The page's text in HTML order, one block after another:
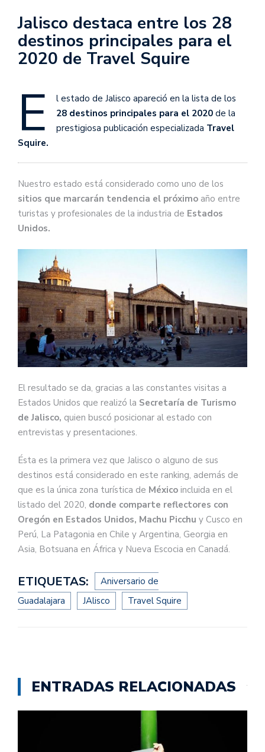
Jalisco destaca entre los 28
destinos principales para el
2020 de Travel Squire
E
l estado de Jalisco apareció en la lista de los
28 destinos principales para el 2020 de la
prestigiosa publicación especializada Travel
Squire.
Nuestro estado está considerado como uno de los
sitios que marcarán tendencia el próximo año entre
turistas y profesionales de la industria de Estados
Unidos.
El resultado se da, gracias a las constantes visitas a
Estados Unidos que realizó la Secretaría de Turismo
de Jalisco, quien buscó posicionar al estado con
entrevistas y presentaciones.
Ésta es la primera vez que Jalisco o alguno de sus
destinos está considerado en este ranking, además de
que es la única zona turística de México incluida en el
listado del 2020, donde comparte reflectores con
Oregón en Estados Unidos, Machu Picchu y Cusco en
Perú, La Patagonia en Chile y Argentina, Georgia en
Asia, Botsuana en África y Nueva Escocia en Canadá.
ETIQUETAS:
Aniversario de
Guadalajara
JAlisco Travel Squire
ENTRADAS RELACIONADAS